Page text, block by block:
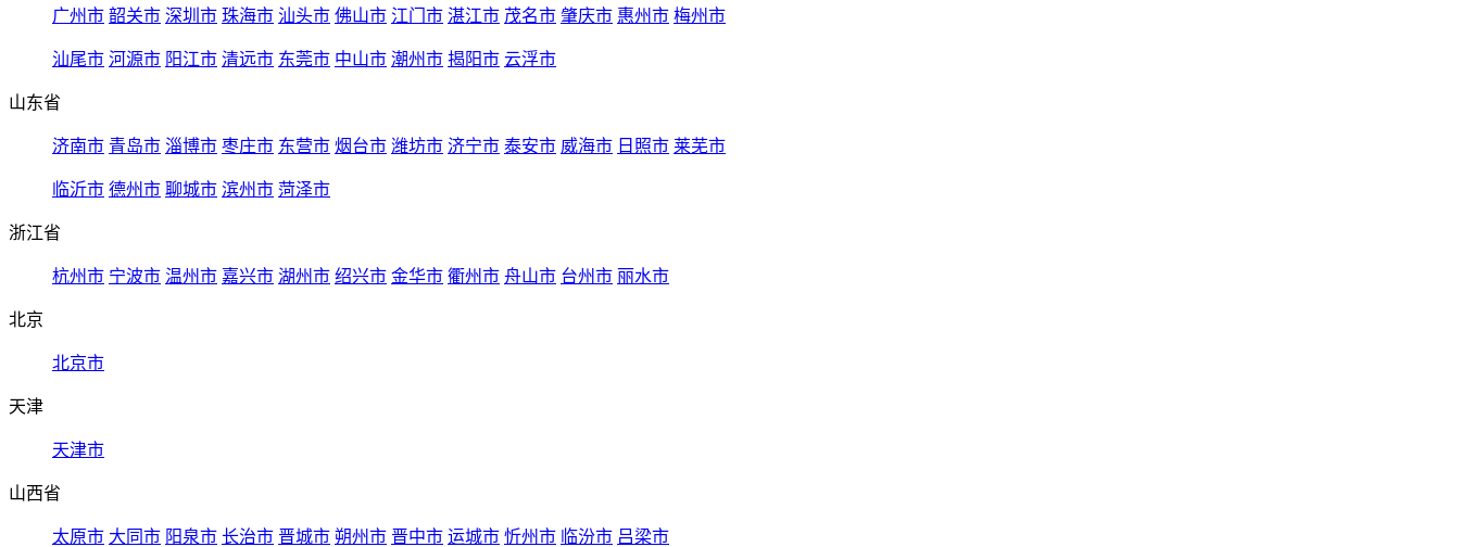
广州市 韶关市 深圳市 珠海市 汕头市 佛山市 江门市 湛江市 茂名市 肇庆市 惠州市 梅州市
汕尾市 河源市 阳江市 清远市 东莞市 中山市 潮州市 揭阳市 云浮市
山东省
济南市 青岛市 淄博市 枣庄市 东营市 烟台市 潍坊市 济宁市 泰安市 威海市 日照市 莱芜市
临沂市 德州市 聊城市 滨州市 菏泽市
浙江省
杭州市 宁波市 温州市 嘉兴市 湖州市 绍兴市 金华市 衢州市 舟山市 台州市 丽水市
北京
北京市
天津
天津市
山西省
太原市 大同市 阳泉市 长治市 晋城市 朔州市 晋中市 运城市 忻州市 临汾市 吕梁市